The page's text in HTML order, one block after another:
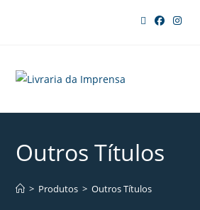
Outros Títulos
> Produtos > Outros Títulos